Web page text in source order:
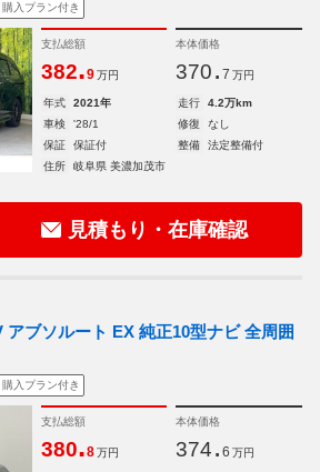
購入プラン付き
支払総額
382.9 万円
本体価格
370. 7 万円
年式 2021年 走行
4.2万km
車検
'28/1 修復
なし
保証
保証付 整備
法定整備付
住所
岐阜県 美濃加茂市
見積もり・在庫確認
アブソルート EX 純正10型ナビ 全周囲
購入プラン付き
支払総額
380.8 万円
本体価格
374. 6 万円